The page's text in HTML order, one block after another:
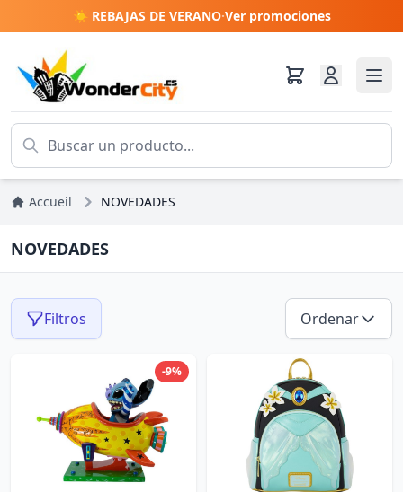
☀️ REBAJAS DE VERANO·Ver promociones
Accueil NOVEDADES
NOVEDADES
Filtros Ordenar
-9%